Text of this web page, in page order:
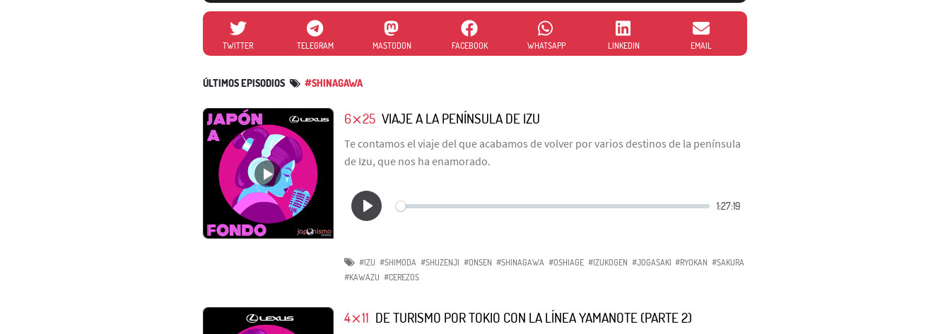
TWITTER TELEGRAM MASTODON FACEBOOK WHATSAPP LINKEDIN EMAIL
ÚLTIMOS EPISODIOS #SHINAGAWA
6⨯25 VIAJE A LA PENÍNSULA DE IZU
Te contamos el viaje del que acabamos de volver por varios destinos de la península
de Izu, que nos ha enamorado.
#IZU #SHIMODA #SHUZENJI #ONSEN #SHINAGAWA #OSHIAGE #IZUKOGEN #JOGASAKI #RYOKAN #SAKURA
#KAWAZU #CEREZOS
4⨯11 DE TURISMO POR TOKIO CON LA LÍNEA YAMANOTE (PARTE 2)